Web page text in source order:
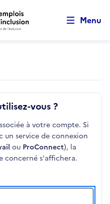
principal
Menu
vous ?
à votre compte. Si
un service de connexion
ou ProConnect), la
concerné s'affichera.